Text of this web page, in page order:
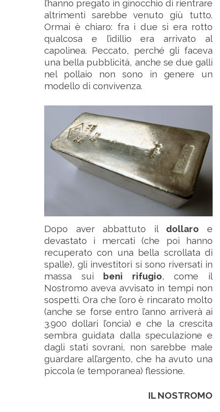
l’hanno pregato in ginocchio di rientrare
altrimenti sarebbe venuto giù tutto.
Ormai è chiaro: fra i due si era rotto
qualcosa e l’idillio era arrivato al
capolinea. Peccato, perché gli faceva
una bella pubblicità, anche se due galli
nel pollaio non sono in genere un
modello di convivenza.
Dopo aver abbattuto il dollaro e
devastato i mercati (che poi hanno
recuperato con una bella scrollata di
spalle), gli investitori si sono riversati in
massa sui beni rifugio, come il
Nostromo aveva avvisato in tempi non
sospetti. Ora che l’oro è rincarato molto
(anche se forse entro l’anno arriverà ai
3.900 dollari l’oncia) e che la crescita
sembra guidata dalla speculazione e
dagli stati sovrani, non sarebbe male
guardare all’argento, che ha avuto una
piccola (e temporanea) flessione.
IL NOSTROMO